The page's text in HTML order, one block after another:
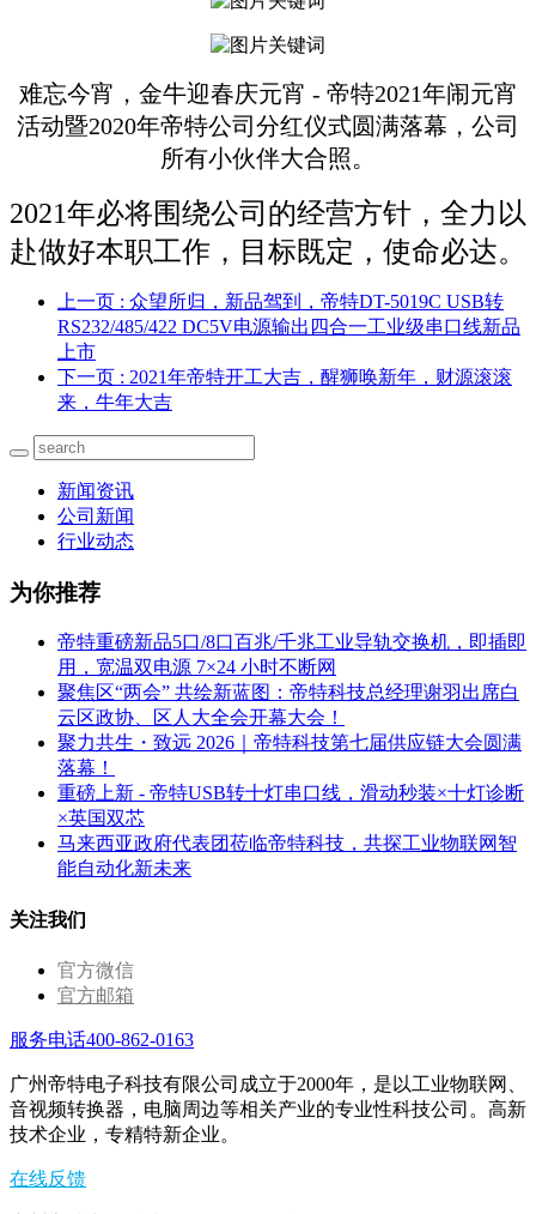
难忘今宵，金牛迎春庆元宵 - 帝特2021年闹元宵
活动暨2020年帝特公司分红仪式圆满落幕，公司
所有小伙伴大合照。
2021年必将围绕公司的经营方针，全力以
赴做好本职工作，目标既定，使命必达。
上一页 : 众望所归，新品驾到，帝特DT-5019C USB转
RS232/485/422 DC5V电源输出四合一工业级串口线新品
上市
下一页 : 2021年帝特开工大吉，醒狮唤新年，财源滚滚
来，牛年大吉
新闻资讯
公司新闻
行业动态
为你推荐
帝特重磅新品5口/8口百兆/千兆工业导轨交换机，即插即
用，宽温双电源 7×24 小时不断网
聚焦区“两会” 共绘新蓝图：帝特科技总经理谢羽出席白
云区政协、区人大全会开幕大会！
聚力共生・致远 2026｜帝特科技第七届供应链大会圆满
落幕！
重磅上新 - 帝特USB转十灯串口线，滑动秒装×十灯诊断
×英国双芯
马来西亚政府代表团莅临帝特科技，共探工业物联网智
能自动化新未来
关注我们
官方微信
官方邮箱
服务电话400-862-0163
广州帝特电子科技有限公司成立于2000年，是以工业物联网、
音视频转换器，电脑周边等相关产业的专业性科技公司。高新
技术企业，专精特新企业。
在线反馈